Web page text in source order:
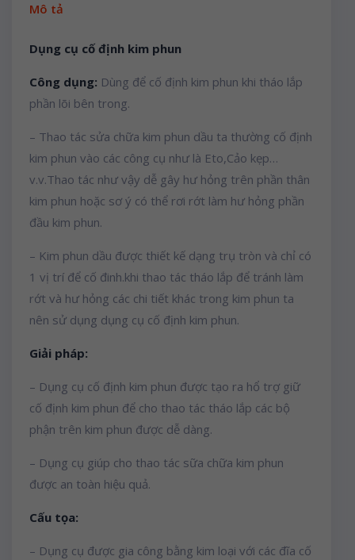
Mô tả
Dụng cụ cố định kim phun
Công dụng: Dùng để cố định kim phun khi tháo lắp
phần lõi bên trong.
– Thao tác sửa chữa kim phun dầu ta thường cố định
kim phun vào các công cụ như là Eto,Cảo kẹp…
v.v.Thao tác như vậy dễ gây hư hỏng trên phần thân
kim phun hoặc sơ ý có thể rơi rớt làm hư hỏng phần
đầu kim phun.
– Kim phun dầu được thiết kế dạng trụ tròn và chỉ có
1 vị trí để cố đinh.khi thao tác tháo lắp để tránh làm
rớt và hư hỏng các chi tiết khác trong kim phun ta
nên sử dụng dụng cụ cố định kim phun.
Giải pháp:
– Dụng cụ cố định kim phun được tạo ra hổ trợ giữ
cố định kim phun để cho thao tác tháo lắp các bộ
phận trên kim phun được dễ dàng.
– Dụng cụ giúp cho thao tác sữa chữa kim phun
được an toàn hiệu quả.
Cấu tọa:
– Dụng cụ được gia công bằng kim loại với các đĩa cố